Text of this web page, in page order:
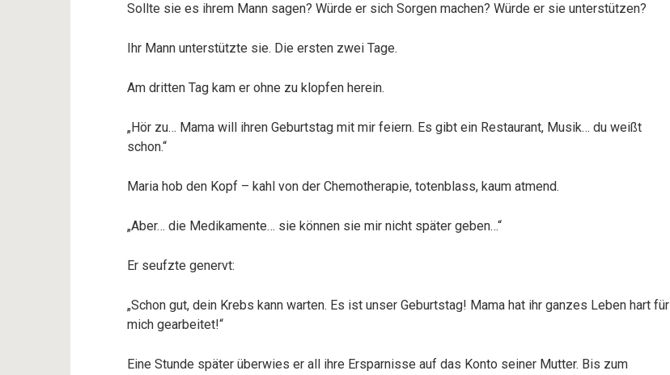
Sollte sie es ihrem Mann sagen? Würde er sich Sorgen machen? Würde er sie unterstützen?
Ihr Mann unterstützte sie. Die ersten zwei Tage.
Am dritten Tag kam er ohne zu klopfen herein.
„Hör zu… Mama will ihren Geburtstag mit mir feiern. Es gibt ein Restaurant, Musik… du weißt
schon.“
Maria hob den Kopf – kahl von der Chemotherapie, totenblass, kaum atmend.
„Aber… die Medikamente… sie können sie mir nicht später geben…“
Er seufzte genervt:
„Schon gut, dein Krebs kann warten. Es ist unser Geburtstag! Mama hat ihr ganzes Leben hart für
mich gearbeitet!“
Eine Stunde später überwies er all ihre Ersparnisse auf das Konto seiner Mutter. Bis zum